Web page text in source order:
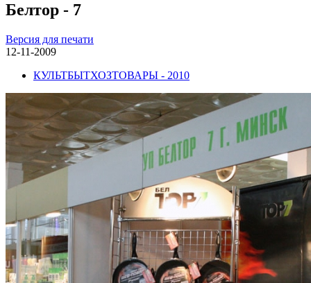
Белтор - 7
Версия для печати
12-11-2009
КУЛЬТБЫТХОЗТОВАРЫ - 2010